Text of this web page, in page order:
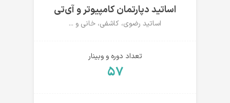
اساتید دپارتمان کامپیوتر و آی‌تی
اساتید رضوی، کاشفی، خانی و ...
تعداد دوره و وبینار
۵۷